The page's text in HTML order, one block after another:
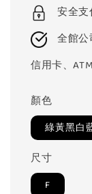
安全支
全館公
信用卡、
顏色
綠黃黑白
尺寸
F